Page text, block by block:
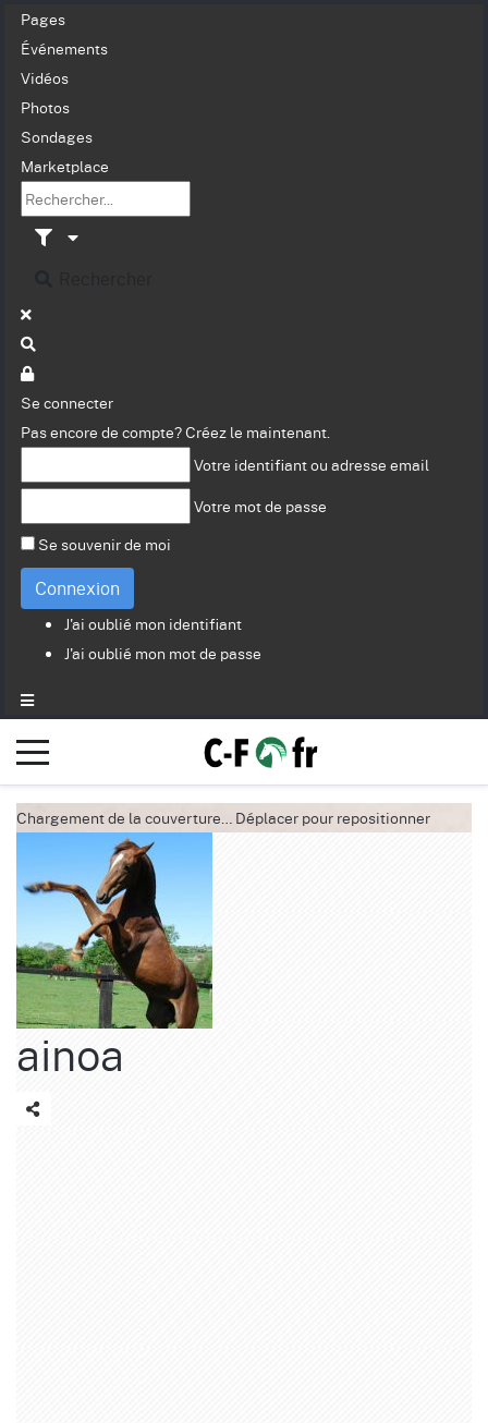
Pages
Événements
Vidéos
Photos
Sondages
Marketplace
Se connecter
Pas encore de compte? Créez le maintenant.
Votre identifiant ou adresse email
Votre mot de passe
Se souvenir de moi
Connexion
J'ai oublié mon identifiant
J'ai oublié mon mot de passe
Chargement de la couverture… Déplacer pour repositionner
ainoa